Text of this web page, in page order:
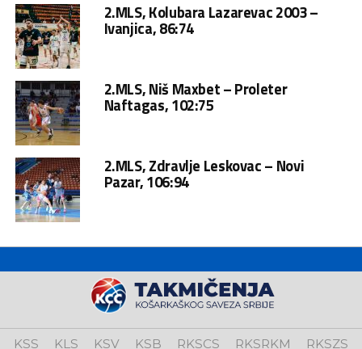
2.MLS, Kolubara Lazarevac 2003 –
Ivanjica, 86:74
2.MLS, Niš Maxbet – Proleter
Naftagas, 102:75
2.MLS, Zdravlje Leskovac – Novi
Pazar, 106:94
KSS KLS KSV KSB RKSCS RKSRKM RKSZS